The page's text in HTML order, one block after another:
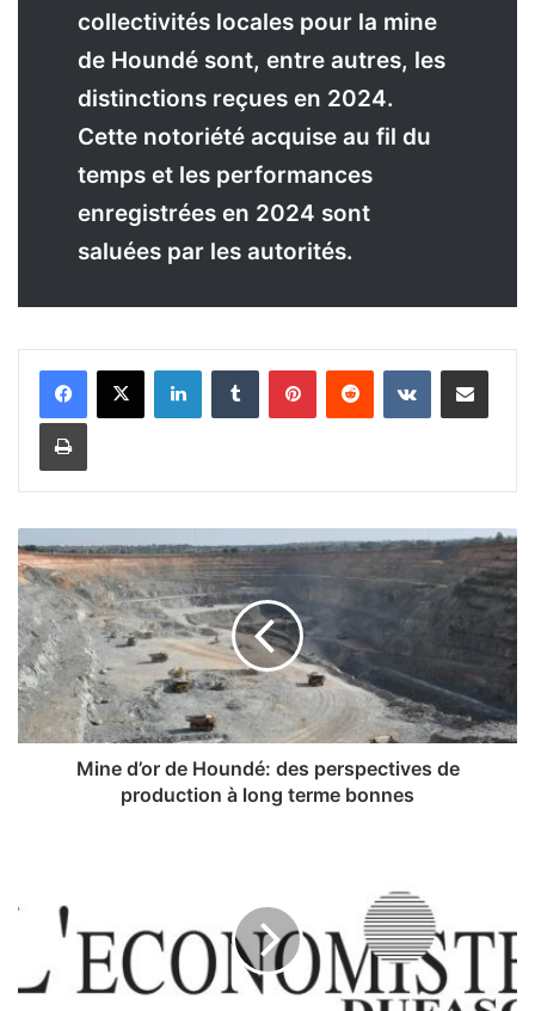
collectivités locales pour la mine
de Houndé sont, entre autres, les
distinctions reçues en 2024.
Cette notoriété acquise au fil du
temps et les performances
enregistrées en 2024 sont
saluées par les autorités.
M
i
n
e
d
’
o
r
d
é
e
Mine d’or de Houndé: des perspectives de
production à long terme bonnes
C